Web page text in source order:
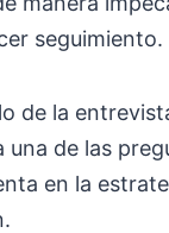
seguimiento.
de la
una de las
en la